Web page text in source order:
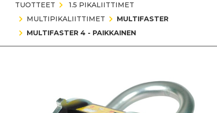
TUOTTEET
1.5 PIKALIITTIMET
MULTIPIKALIITTIMET
MULTIFASTER
MULTIFASTER 4 - PAIKKAINEN